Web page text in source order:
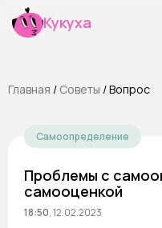
Кукуха
Главная / Cоветы /Вопрос
Самоопределение
Проблемы с
самооценкой
18:50,12.02.2023